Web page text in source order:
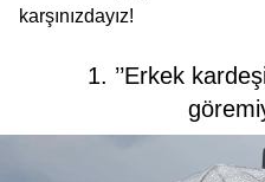
karşınızdayız!
1. ’’Erkek